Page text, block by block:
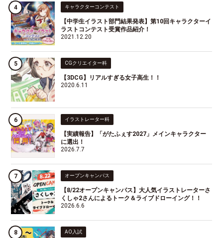
キャラクターコンテスト
【中学生イラスト部門結果発表】第10回キャラクターイ
ラストコンテスト受賞作品紹介！
2021.12.20
CGクリエイター科
【3DCG】リアルすぎる女子高生！！
2020.6.11
イラストレーター科
【実績報告】「がたふぇす2027」メインキャラクター
に選出！
2026.7.7
オープンキャンパス
【8/22オープンキャンパス】大人気イラストレーターさ
くしゃ2さんによるトーク＆ライブドローイング！！
2026.6.6
AO入試